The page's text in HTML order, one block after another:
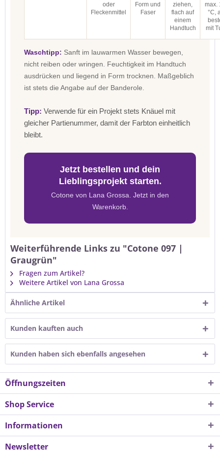
oder
Fleckenmittel
Form und
Faser
ziehen,
flach auf
einem
Handtuch
max.
°C,
mit
Waschtipp: Sanft im lauwarmen Wasser bewegen,
nicht reiben oder wringen. Feuchtigkeit im Handtuch
ausdrücken und liegend in Form trocknen. Maßgeblich
ist stets die Angabe auf der Banderole.
Tipp: Verwende für ein Projekt stets Knäuel mit
gleicher Partienummer, damit der Farbton einheitlich
bleibt.
Jetzt bestellen und dein
Lieblingsprojekt starten.
Cotone von Lana Grossa. Jetzt in den
Warenkorb.
Weiterführende Links zu "Cotone 097 |
Graugrün"
Fragen zum Artikel?
Weitere Artikel von Lana Grossa
Ähnliche Artikel
Kunden kauften auch
Kunden haben sich ebenfalls angesehen
Öffnungszeiten
Shop Service
Informationen
Newsletter